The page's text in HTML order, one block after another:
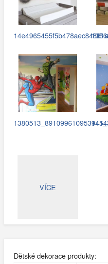
VÍCE
Dětské dekorace produkty: